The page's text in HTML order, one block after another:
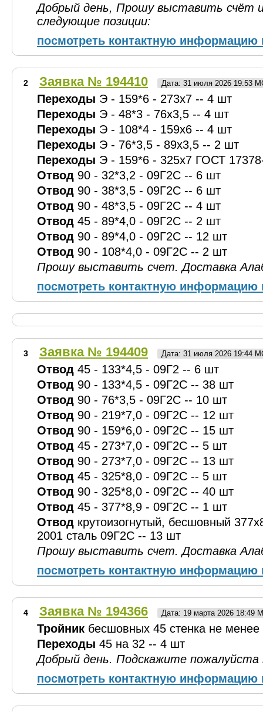
Добрый день, Прошу выставить счёт
следующие позиции:
посмотреть контактную информацию
2 Заявка № 194410 Дата: 31 июля 2026 19:53
Переходы Э - 159*6 - 273х7 -- 4 шт
Переходы Э - 48*3 - 76х3,5 -- 4 шт
Переходы Э - 108*4 - 159х6 -- 4 шт
Переходы Э - 76*3,5 - 89х3,5 -- 2 шт
Переходы Э - 159*6 - 325х7 ГОСТ
Отвод 90 - 32*3,2 - 09Г2С -- 6 шт
Отвод 90 - 38*3,5 - 09Г2С -- 6 шт
Отвод 90 - 48*3,5 - 09Г2С -- 4 шт
Отвод 45 - 89*4,0 - 09Г2С -- 2 шт
Отвод 90 - 89*4,0 - 09Г2С -- 12 шт
Отвод 90 - 108*4,0 - 09Г2С -- 2 шт
Прошу выставить счет. Доставка
посмотреть контактную информацию
3 Заявка № 194409 Дата: 31 июля 2026 19:44
Отвод 45 - 133*4,5 - 09Г2 -- 6 шт
Отвод 90 - 133*4,5 - 09Г2С -- 38 шт
Отвод 90 - 76*3,5 - 09Г2С -- 10 шт
Отвод 90 - 219*7,0 - 09Г2С -- 12 шт
Отвод 90 - 159*6,0 - 09Г2С -- 15 шт
Отвод 45 - 273*7,0 - 09Г2С -- 5 шт
Отвод 90 - 273*7,0 - 09Г2С -- 13 шт
Отвод 45 - 325*8,0 - 09Г2С -- 5 шт
Отвод 90 - 325*8,0 - 09Г2С -- 40 шт
Отвод 45 - 377*8,9 - 09Г2С -- 1 шт
Отвод крутоизогнутый, бесшовный
2001 сталь 09Г2С -- 13 шт
Прошу выставить счет. Доставка
посмотреть контактную информацию
4 Заявка № 194366 Дата: 19 марта 2026 18:49
Тройник бесшовных 45 стенка не
Переходы 45 на 32 -- 4 шт
Добрый день. Подскажите пожалуйста
посмотреть контактную информацию